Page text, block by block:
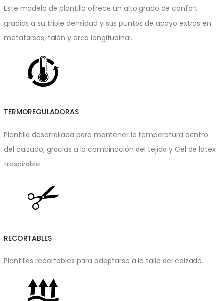
Este modelo de plantilla ofrece un alto grado de confort
gracias a su triple densidad y sus puntos de apoyo extras en
metatarsos, talón y arco longitudinal.
TERMOREGULADORAS
Plantilla desarrollada para mantener la temperatura dentro
del calzado, gracias a la combinación del tejido y Gel de látex
traspirable.
RECORTABLES
Plantillas recortables para adaptarse a la talla del calzado.